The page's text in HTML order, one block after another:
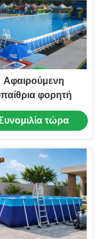
Αφαιρούμενη
φορητή
πισίνα
σκελετός
τώρα